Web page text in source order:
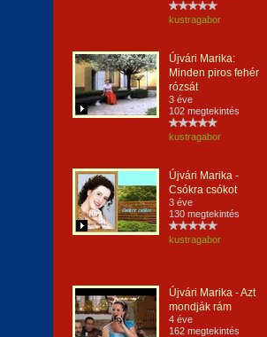
kustragabor
Újvári Marika:
Minden piros fehér
rózsát
3 éve
102 megtekintés
kustragabor
Újvári Marika -
Csókra csókot
3 éve
130 megtekintés
kustragabor
Újvári Marika - Azt
mondják rám
4 éve
162 megtekintés